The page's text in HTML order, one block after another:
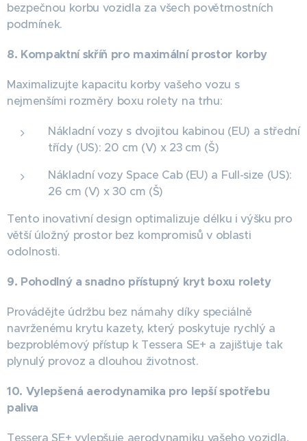
bezpečnou korbu vozidla za všech povětrnostních
podmínek.
8. Kompaktní skříň pro maximální prostor korby
Maximalizujte kapacitu korby vašeho vozu s
nejmenšími rozměry boxu rolety na trhu:
Nákladní vozy s dvojitou kabinou (EU) a střední
třídy (US): 20 cm (V) x 23 cm (Š)
Nákladní vozy Space Cab (EU) a Full-size (US):
26 cm (V) x 30 cm (Š)
Tento inovativní design optimalizuje délku i výšku pro
větší úložný prostor bez kompromisů v oblasti
odolnosti.
9. Pohodlný a snadno přístupný kryt boxu rolety
Provádějte údržbu bez námahy díky speciálně
navrženému krytu kazety, který poskytuje rychlý a
bezproblémový přístup k Tessera SE+ a zajišťuje tak
plynulý provoz a dlouhou životnost.
10. Vylepšená aerodynamika pro lepší spotřebu
paliva